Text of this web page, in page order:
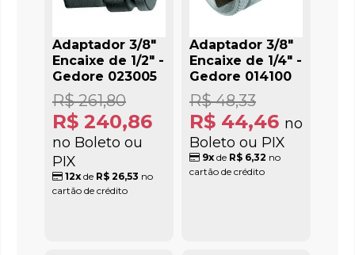
Adaptador 3/8"
Encaixe de 1/2" -
Gedore 023005
R$ 240,86
no Boleto ou
PIX
R$ 261,80
12x de R$ 26,53 no
cartão de crédito
Adaptador 3/8"
Encaixe de 1/4" -
Gedore 014100
R$ 44,46 no
Boleto ou PIX
R$ 48,33
9xde R$ 6,32 no
cartão de crédito